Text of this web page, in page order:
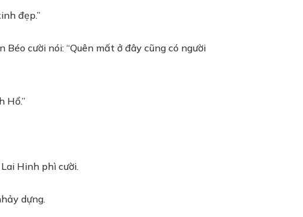
đẹp.”
cười nói: “Quên mất ở đây cũng có người
Hổ.”
Hinh phì cười.
dựng.